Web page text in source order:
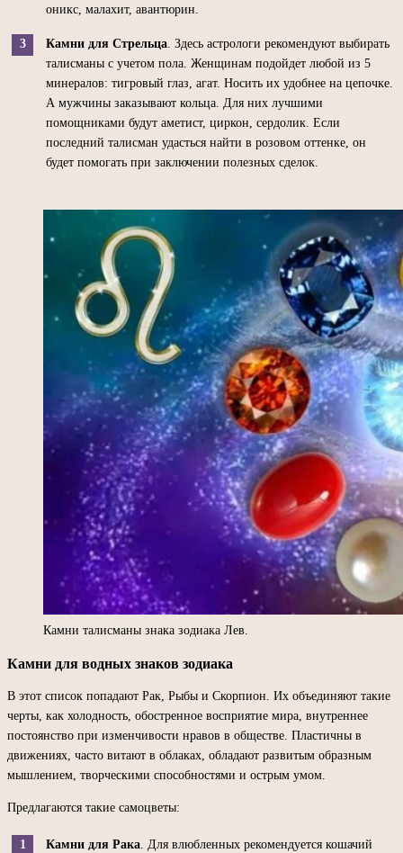
оникс, малахит, авантюрин.
Камни для Стрельца . Здесь астрологи рекомендуют выбирать
талисманы с учетом пола. Женщинам подойдет любой из 5
минералов: тигровый глаз, агат. Носить их удобнее на цепочке.
А мужчины заказывают кольца. Для них лучшими
помощниками будут аметист, циркон, сердолик. Если
последний талисман удасться найти в розовом оттенке, он
будет помогать при заключении полезных сделок.
Камни талисманы знака зодиака Лев.
Камни для водных знаков зодиака
В этот список попадают Рак, Рыбы и Скорпион. Их объединяют такие
черты, как холодность, обостренное восприятие мира, внутреннее
постоянство при изменчивости нравов в обществе. Пластичны в
движениях, часто витают в облаках, обладают развитым образным
мышлением, творческими способностями и острым умом.
Предлагаются такие самоцветы:
Камни для Рака . Для влюбленных рекомендуется кошачий